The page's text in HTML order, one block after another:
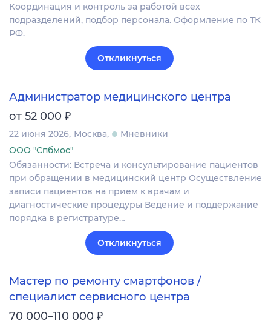
Координация и контроль за работой всех
подразделений, подбор персонала. Оформление по ТК
РФ.
Откликнуться
Администратор медицинского центра
от 52 000 ₽
22 июня 2026 Москва
Мневники
ООО "Спбмос"
Обязанности: Встреча и консультирование пациентов
при обращении в медицинский центр Осуществление
записи пациентов на прием к врачам и
диагностические процедуры Ведение и поддержание
порядка в регистратуре…
Откликнуться
Мастер по ремонту смартфонов /
специалист сервисного центра
70 000–110 000 ₽